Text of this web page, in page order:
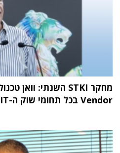
Vendor בכל תחומי שוק ה-IT